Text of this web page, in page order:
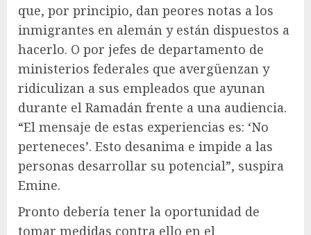
que, por principio, dan peores notas a los
inmigrantes en alemán y están dispuestos a
hacerlo. O por jefes de departamento de
ministerios federales que avergüenzan y
ridiculizan a sus empleados que ayunan
durante el Ramadán frente a una audiencia.
“El mensaje de estas experiencias es: ‘No
perteneces’. Esto desanima e impide a las
personas desarrollar su potencial”, suspira
Emine.
Pronto debería tener la oportunidad de
tomar medidas contra ello en el